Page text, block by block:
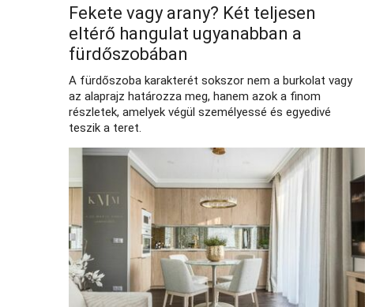
Fekete vagy arany? Két teljesen
eltérő hangulat ugyanabban a
fürdőszobában
A fürdőszoba karakterét sokszor nem a burkolat vagy
az alaprajz határozza meg, hanem azok a finom
részletek, amelyek végül személyessé és egyedivé
teszik a teret.